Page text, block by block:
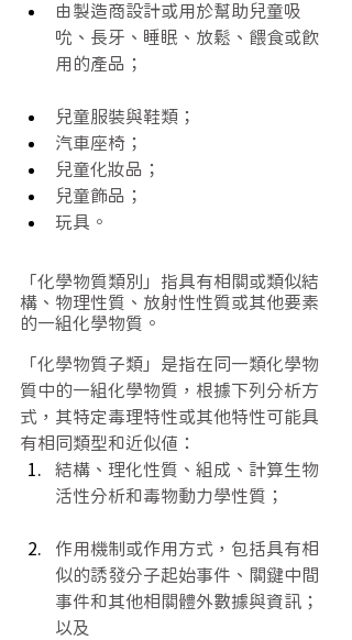
由製造商設計或用於幫助兒童吸
吮、長牙、睡眠、放鬆、餵食或飲
用的產品；
兒童服裝與鞋類；
汽車座椅；
兒童化妝品；
兒童飾品；
玩具。
「化學物質類別」指具有相關或類似結
構、物理性質、放射性性質或其他要素
的一組化學物質。
「化學物質子類」是指在同一類化學物
質中的一組化學物質，根據下列分析方
式，其特定毒理特性或其他特性可能具
有相同類型和近似值：
結構、理化性質、組成、計算生物
活性分析和毒物動力學性質；
作用機制或作用方式，包括具有相
似的誘發分子起始事件、關鍵中間
事件和其他相關體外數據與資訊；
以及